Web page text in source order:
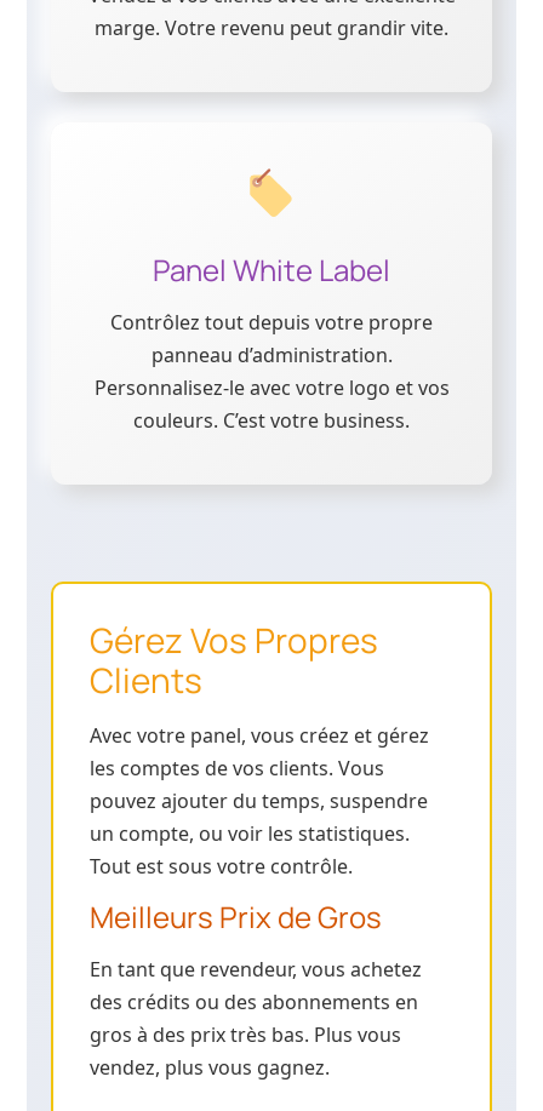
marge. Votre revenu peut grandir vite.
Panel White Label
Contrôlez tout depuis votre propre
panneau d’administration.
Personnalisez-le avec votre logo et vos
couleurs. C’est votre business.
Gérez Vos Propres
Clients
Avec votre panel, vous créez et gérez
les comptes de vos clients. Vous
pouvez ajouter du temps, suspendre
un compte, ou voir les statistiques.
Tout est sous votre contrôle.
Meilleurs Prix de Gros
En tant que revendeur, vous achetez
des crédits ou des abonnements en
gros à des prix très bas. Plus vous
vendez, plus vous gagnez.